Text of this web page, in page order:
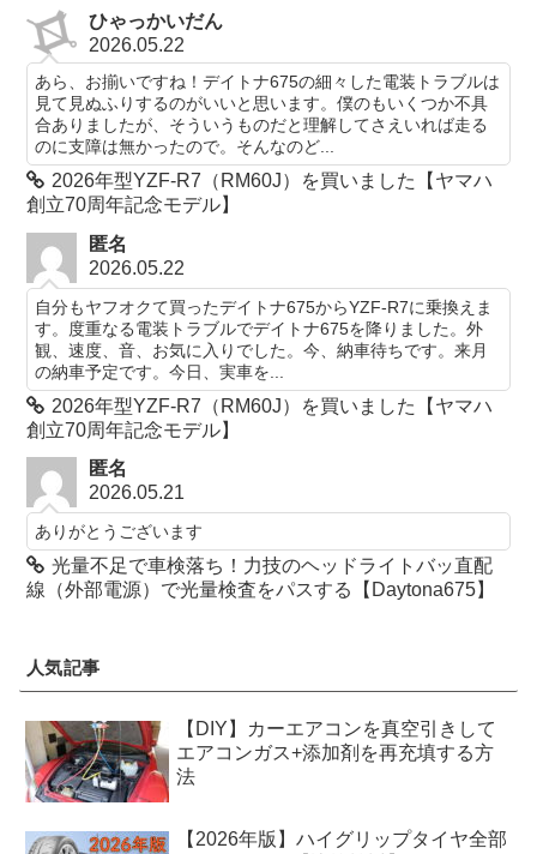
ひゃっかいだん
2026.05.22
あら、お揃いですね！デイトナ675の細々した電装トラブルは
見て見ぬふりするのがいいと思います。僕のもいくつか不具
合ありましたが、そういうものだと理解してさえいれば走る
のに支障は無かったので。そんなのど...
2026年型YZF-R7（RM60J）を買いました【ヤマハ
創立70周年記念モデル】
匿名
2026.05.22
自分もヤフオクて買ったデイトナ675からYZF-R7に乗換えま
す。度重なる電装トラブルでデイトナ675を降りました。外
観、速度、音、お気に入りでした。今、納車待ちです。来月
の納車予定です。今日、実車を...
2026年型YZF-R7（RM60J）を買いました【ヤマハ
創立70周年記念モデル】
匿名
2026.05.21
ありがとうございます
光量不足で車検落ち！力技のヘッドライトバッ直配
線（外部電源）で光量検査をパスする【Daytona675】
人気記事
【DIY】カーエアコンを真空引きして
エアコンガス+添加剤を再充填する方
法
【2026年版】ハイグリップタイヤ全部